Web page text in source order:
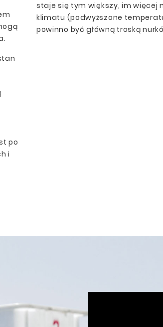
po
i
staje się tym większy, im więcej
klimatu (podwyższone
powinno być główną troską